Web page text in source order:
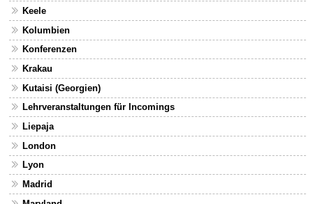
Keele
Kolumbien
Konferenzen
Krakau
Kutaisi (Georgien)
Lehrveranstaltungen für Incomings
Liepaja
London
Lyon
Madrid